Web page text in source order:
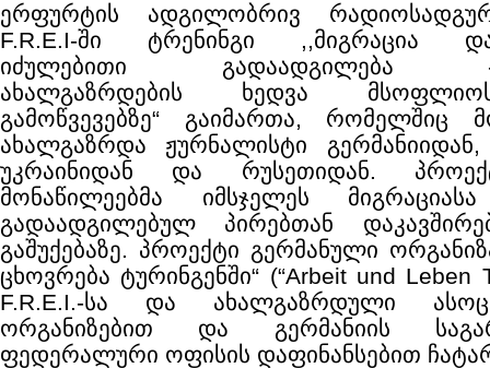
ერფურტის ადგილობრივ
F.R.E.I-ში ტრენინგი ,,მიგრაცია
იძულებითი გადაადგილება
ახალგაზრდების ხედვა
გამოწვევებზე“ გაიმართა, რომელშიც
ახალგაზრდა ჟურნალისტი
უკრაინიდან და რუსეთიდან.
მონაწილეებმა იმსჯელეს
გადაადგილებულ პირებთან
გაშუქებაზე. პროექტი გერმანული
ცხოვრება ტურინგენში“ (“Arbeit und Leben
F.R.E.I.-სა და ახალგაზრდული
ორგანიზებით და გერმანიის
ფედერალური ოფისის დაფინანსებით